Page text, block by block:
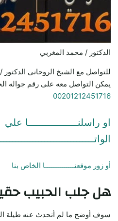
الدكتور / محمد المغربي
للتواصل مع الشيخ الروحاني
يمكن التواصل معه على رقم جواله
00201212451716
او راسلنـــــــــــــــــا علي
أو زور موقعنـــــــــــــــا الخاص بنا
هل جلب الحبيب
سوف أوضح ما لم أتحدث عنه طيلة